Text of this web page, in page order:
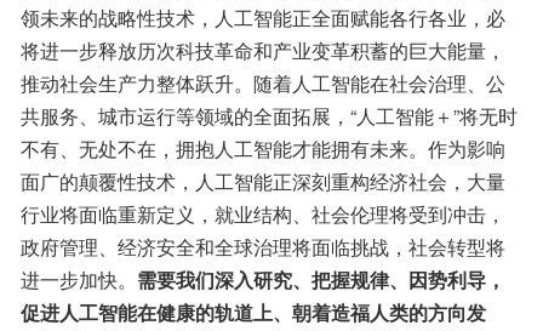
领未来的战略性技术，人工智能正全面赋能各行各业，必
将进一步释放历次科技革命和产业变革积蓄的巨大能量，
推动社会生产力整体跃升。随着人工智能在社会治理、公
共服务、城市运行等领域的全面拓展，“人工智能＋”将无时
不有、无处不在，拥抱人工智能才能拥有未来。作为影响
面广的颠覆性技术，人工智能正深刻重构经济社会，大量
行业将面临重新定义，就业结构、社会伦理将受到冲击，
政府管理、经济安全和全球治理将面临挑战，社会转型将
进一步加快。 需要我们深入研究、把握规律、因势利导，
促进人工智能在健康的轨道上、朝着造福人类的方向发